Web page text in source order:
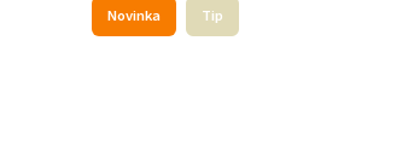
Novinka Tip